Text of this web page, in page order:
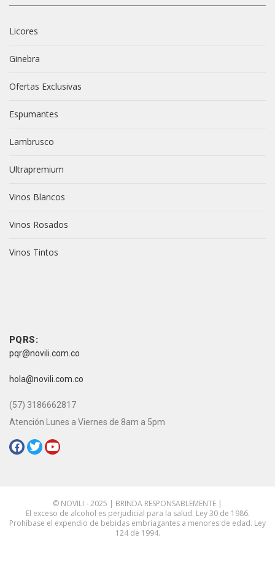
Licores
Ginebra
Ofertas Exclusivas
Espumantes
Lambrusco
Ultrapremium
Vinos Blancos
Vinos Rosados
Vinos Tintos
PQRS:
pqr@novili.com.co
hola@novili.com.co
(57) 3186662817
Atención Lunes a Viernes de 8am a 5pm
© NOVILI - 2025 | BRINDA RESPONSABLEMENTE |
El exceso de alcohol es perjudicial para la salud. Ley 30 de 1986.
Prohíbase el expendio de bebidas embriagantes a menores de edad. Ley
124 de 1994.